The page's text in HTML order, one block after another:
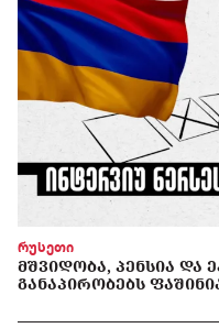
რუსეთი
ᲛᲨᲕᲘᲓᲝᲑᲐ, ᲞᲔᲜᲡᲘᲐ ᲓᲐ
ᲒᲐᲜᲐᲞᲘᲠᲝᲑᲔᲑᲡ